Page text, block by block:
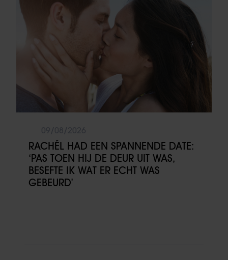
RACHÉL HAD EEN SPANNENDE DATE:
‘PAS TOEN HIJ DE DEUR UIT WAS,
BESEFTE IK WAT ER ECHT WAS
GEBEURD’